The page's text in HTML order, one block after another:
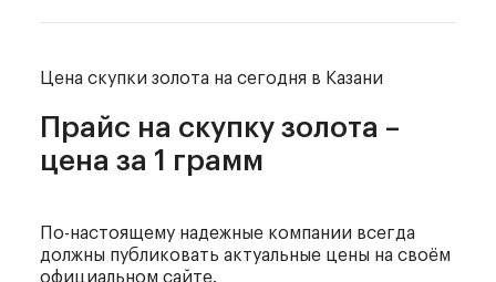
Цена скупки золота на сегодня в Казани
Прайс на скупку золота –
цена за 1 грамм
По-настоящему надежные компании всегда
должны публиковать актуальные цены на своём
официальном сайте.